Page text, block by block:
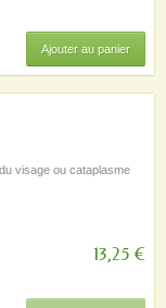
Ajouter au panier
visage ou cataplasme
13,25 €